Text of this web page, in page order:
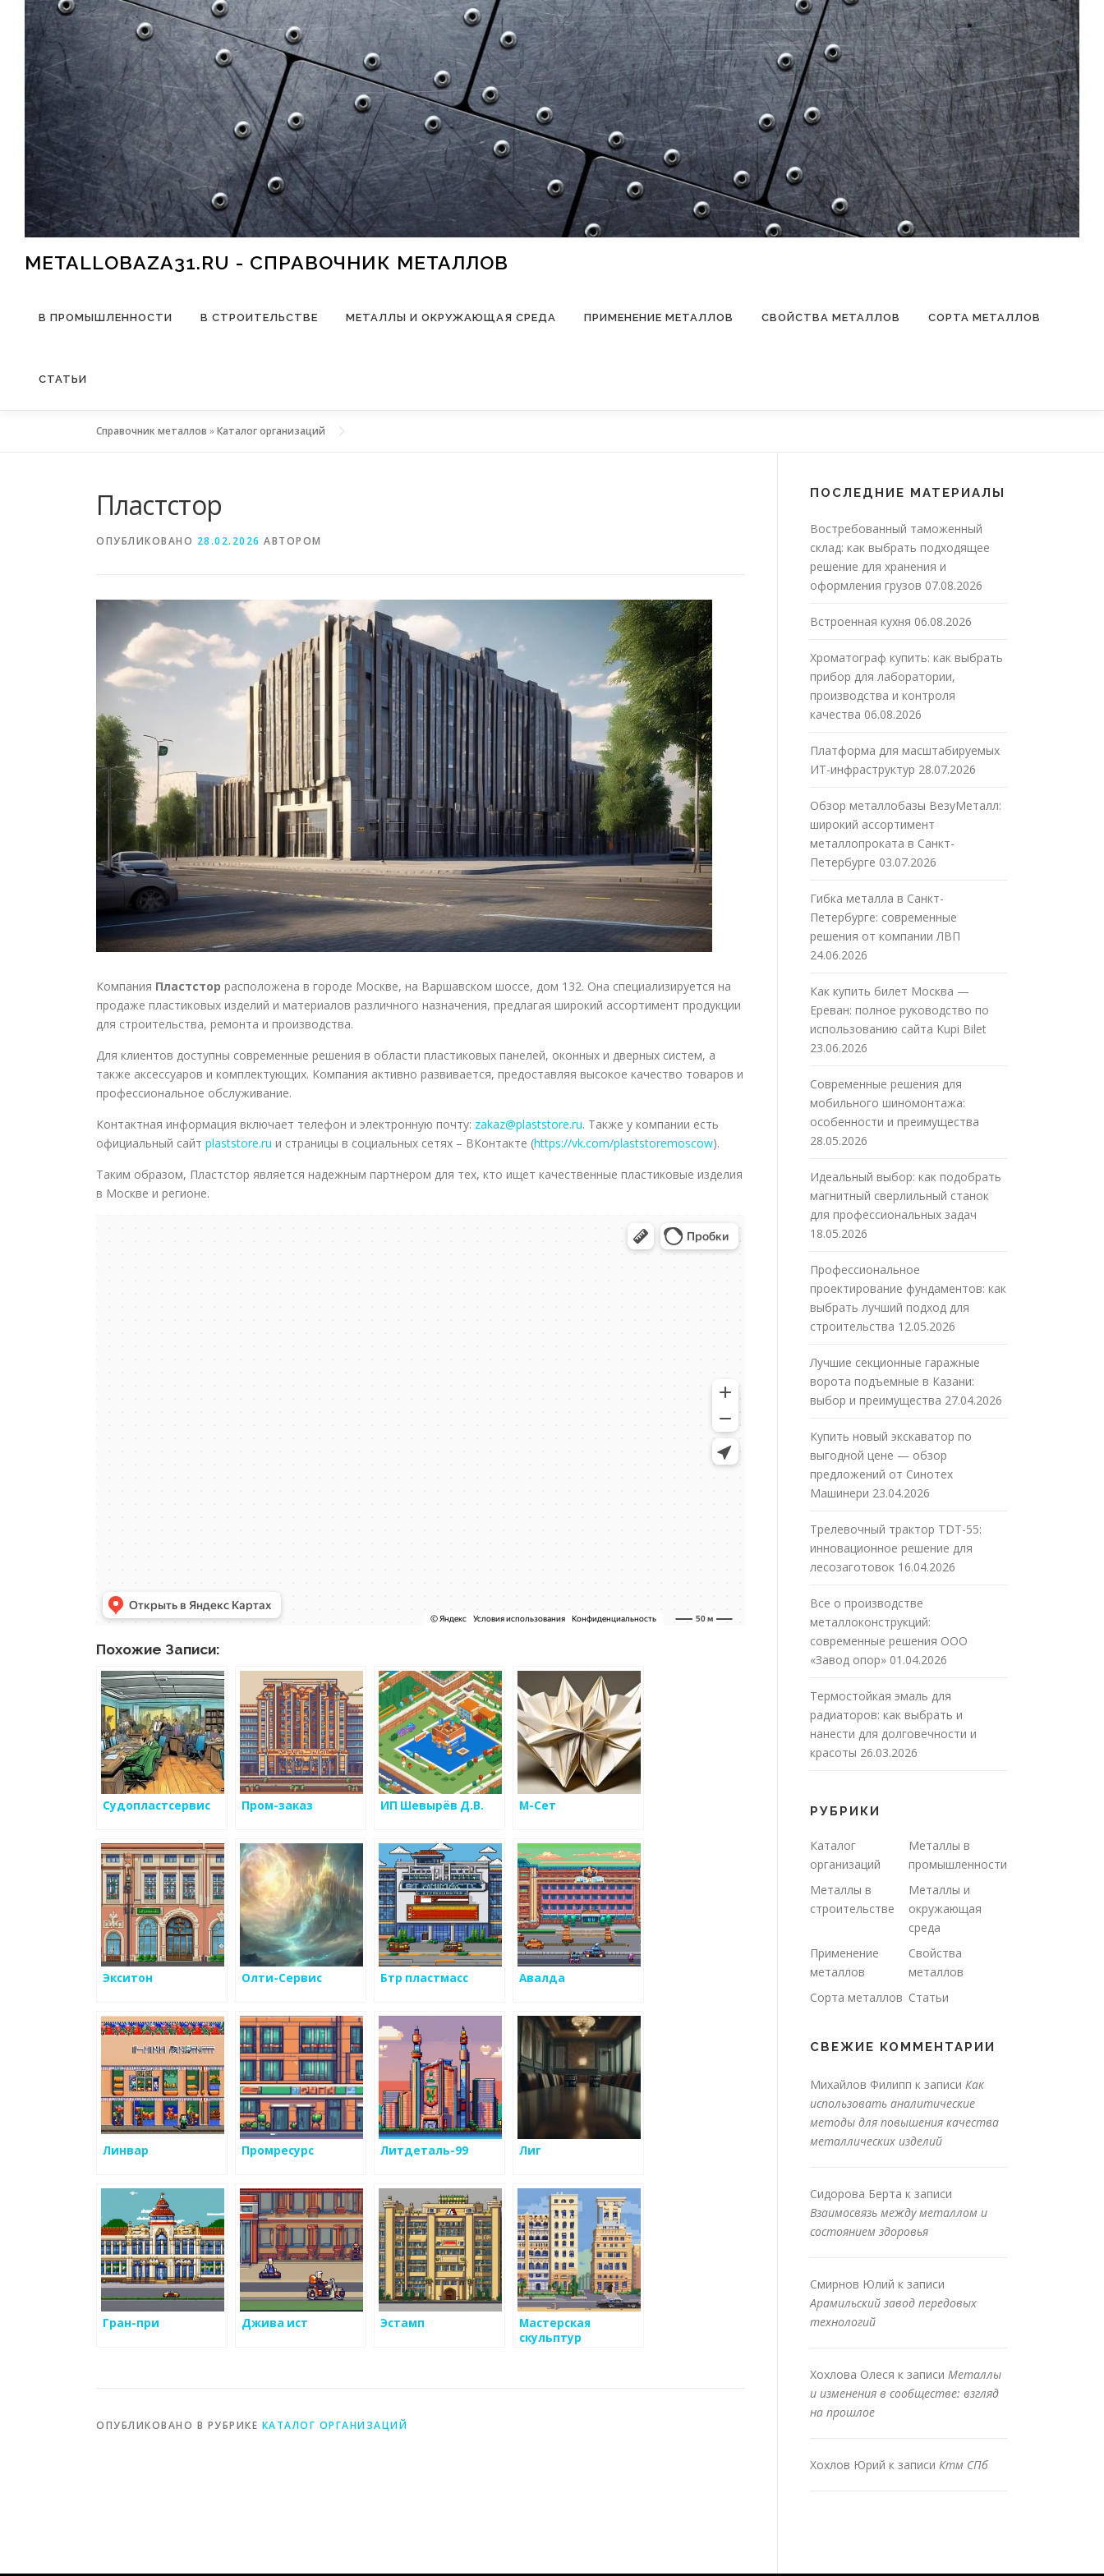
Перейти к содержимому
METALLOBAZA31.RU - СПРАВОЧНИК МЕТАЛЛОВ
В ПРОМЫШЛЕННОСТИ В СТРОИТЕЛЬСТВЕ МЕТАЛЛЫ И ОКРУЖАЮЩАЯ СРЕДА ПРИМЕНЕНИЕ МЕТАЛЛОВ СВОЙСТВА МЕТАЛЛОВ СОРТА МЕТАЛЛОВ
СТАТЬИ
Справочник металлов »Каталог организаций
Пластстор
ОПУБЛИКОВАНО 28.02.2026 АВТОРОМ
Компания Пластстор расположена в городе Москве, на Варшавском шоссе, дом 132. Она специализируется на
продаже пластиковых изделий и материалов различного назначения, предлагая широкий ассортимент продукции
для строительства, ремонта и производства.
Для клиентов доступны современные решения в области пластиковых панелей, оконных и дверных систем, а
также аксессуаров и комплектующих. Компания активно развивается, предоставляя высокое качество товаров и
профессиональное обслуживание.
Контактная информация включает телефон и электронную почту: zakaz@plaststore.ru. Также у компании есть
официальный сайт plaststore.ru и страницы в социальных сетях – ВКонтакте (https://vk.com/plaststoremoscow).
Таким образом, Пластстор является надежным партнером для тех, кто ищет качественные пластиковые изделия
в Москве и регионе.
Похожие Записи:
Судопластсервис Пром-заказ ИП Шевырёв Д.В. М-Сет
Экситон Олти-Сервис Бтр пластмасс Авалда
Линвар Промресурс Литдеталь-99 Лиг
Гран-при Джива ист Эстамп
Мастерская
скульптур
ОПУБЛИКОВАНО В РУБРИКЕ КАТАЛОГ ОРГАНИЗАЦИЙ
ПОСЛЕДНИЕ МАТЕРИАЛЫ
Востребованный таможенный
склад: как выбрать подходящее
решение для хранения и
оформления грузов 07.08.2026
Встроенная кухня 06.08.2026
Хроматограф купить: как выбрать
прибор для лаборатории,
производства и контроля
качества 06.08.2026
Платформа для масштабируемых
ИТ-инфраструктур 28.07.2026
Обзор металлобазы ВезуМеталл:
широкий ассортимент
металлопроката в Санкт-
Петербурге 03.07.2026
Гибка металла в Санкт-
Петербурге: современные
решения от компании ЛВП
24.06.2026
Как купить билет Москва —
Ереван: полное руководство по
использованию сайта Kupi Bilet
23.06.2026
Современные решения для
мобильного шиномонтажа:
особенности и преимущества
28.05.2026
Идеальный выбор: как подобрать
магнитный сверлильный станок
для профессиональных задач
18.05.2026
Профессиональное
проектирование фундаментов: как
выбрать лучший подход для
строительства 12.05.2026
Лучшие секционные гаражные
ворота подъемные в Казани:
выбор и преимущества 27.04.2026
Купить новый экскаватор по
выгодной цене — обзор
предложений от Синотех
Машинери 23.04.2026
Трелевочный трактор TDT-55:
инновационное решение для
лесозаготовок 16.04.2026
Все о производстве
металлоконструкций:
современные решения ООО
«Завод опор» 01.04.2026
Термостойкая эмаль для
радиаторов: как выбрать и
нанести для долговечности и
красоты 26.03.2026
РУБРИКИ
Каталог
организаций
Металлы в
промышленности
Металлы в
строительстве
Металлы и
окружающая
среда
Применение
металлов
Свойства
металлов
Сорта металлов Статьи
СВЕЖИЕ КОММЕНТАРИИ
Михайлов Филипп к записи Как
использовать аналитические
методы для повышения качества
металлических изделий
Сидорова Берта к записи
Взаимосвязь между металлом и
состоянием здоровья
Смирнов Юлий к записи
Арамильский завод передовых
технологий
Хохлова Олеся к записи Металлы
и изменения в сообществе: взгляд
на прошлое
Хохлов Юрий к записи Ктм СПб